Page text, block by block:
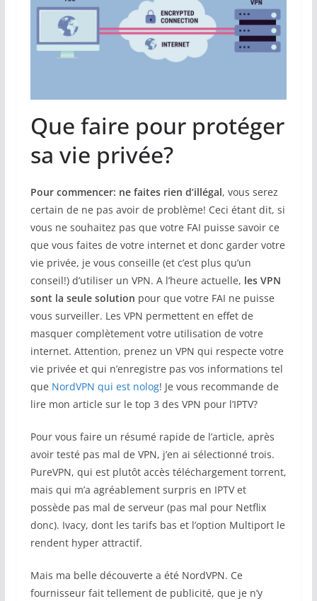
Que faire pour protéger
sa vie privée?
Pour commencer: ne faites rien d’illégal, vous serez
certain de ne pas avoir de problème! Ceci étant dit, si
vous ne souhaitez pas que votre FAI puisse savoir ce
que vous faites de votre internet et donc garder votre
vie privée, je vous conseille (et c’est plus qu’un
conseil!) d’utiliser un VPN. A l’heure actuelle, les VPN
sont la seule solution pour que votre FAI ne puisse
vous surveiller. Les VPN permettent en effet de
masquer complètement votre utilisation de votre
internet. Attention, prenez un VPN qui respecte votre
vie privée et qui n’enregistre pas vos informations tel
que NordVPN qui est nolog! Je vous recommande de
lire mon article sur le top 3 des VPN pour l’IPTV?
Pour vous faire un résumé rapide de l’article, après
avoir testé pas mal de VPN, j’en ai sélectionné trois.
PureVPN, qui est plutôt accès téléchargement torrent,
mais qui m’a agréablement surpris en IPTV et
possède pas mal de serveur (pas mal pour Netflix
donc). Ivacy, dont les tarifs bas et l’option Multiport le
rendent hyper attractif.
Mais ma belle découverte a été NordVPN. Ce
fournisseur fait tellement de publicité, que je n’y